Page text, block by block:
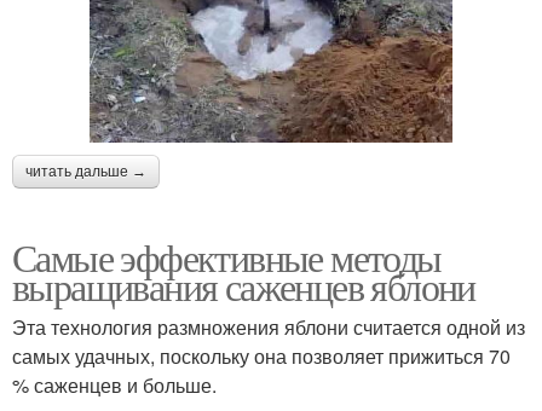
читать дальше →
Самые эффективные методы
выращивания саженцев яблони
Эта технология размножения яблони считается одной из
самых удачных, поскольку она позволяет прижиться 70
% саженцев и больше.